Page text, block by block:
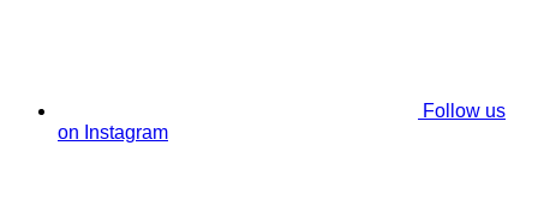
Follow us
on Instagram